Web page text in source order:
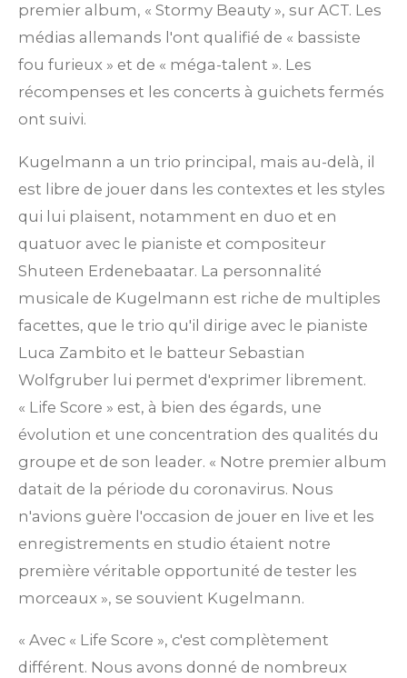
premier album, « Stormy Beauty », sur ACT. Les
médias allemands l'ont qualifié de « bassiste
fou furieux » et de « méga-talent ». Les
récompenses et les concerts à guichets fermés
ont suivi.
Kugelmann a un trio principal, mais au-delà, il
est libre de jouer dans les contextes et les styles
qui lui plaisent, notamment en duo et en
quatuor avec le pianiste et compositeur
Shuteen Erdenebaatar. La personnalité
musicale de Kugelmann est riche de multiples
facettes, que le trio qu'il dirige avec le pianiste
Luca Zambito et le batteur Sebastian
Wolfgruber lui permet d'exprimer librement.
« Life Score » est, à bien des égards, une
évolution et une concentration des qualités du
groupe et de son leader. « Notre premier album
datait de la période du coronavirus. Nous
n'avions guère l'occasion de jouer en live et les
enregistrements en studio étaient notre
première véritable opportunité de tester les
morceaux », se souvient Kugelmann.
« Avec « Life Score », c'est complètement
différent. Nous avons donné de nombreux